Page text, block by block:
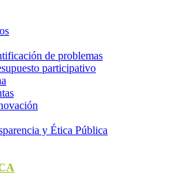
de problemas
participativo​
y Ética Pública